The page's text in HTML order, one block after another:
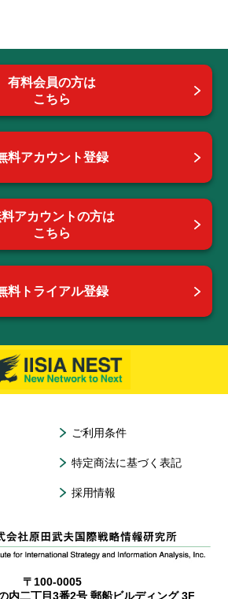
有料会員の方は
こちら
料アカウント登録
アカウントの方は
こちら
料トライアル登録
ご利用条件
特定商法に基づく表記
採用情報
〒100-0005
内二丁目3番2号 郵船ビルディング 3F